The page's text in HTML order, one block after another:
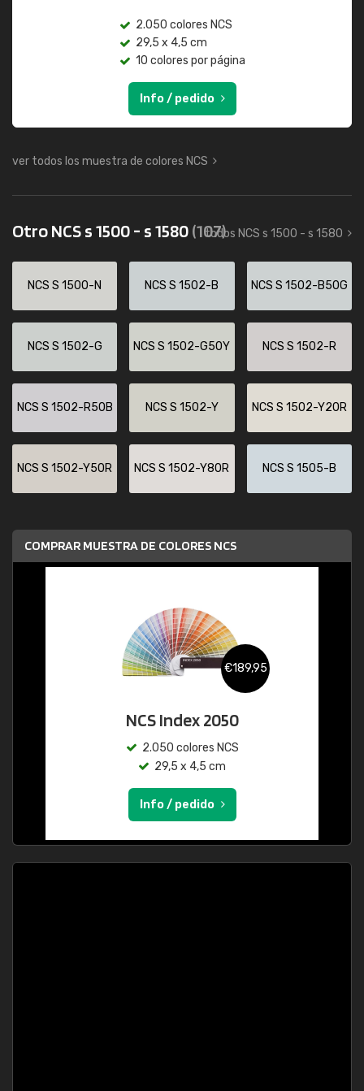
2.050 colores NCS
29,5 x 4,5 cm
10 colores por página
Info / pedido
ver todos los muestra de colores NCS
Otro NCS s 1500 - s 1580(107)
todos NCS s 1500 - s 1580
NCS S 1500-N NCS S 1502-B NCS S 1502-B50G
NCS S 1502-G NCS S 1502-G50Y NCS S 1502-R
NCS S 1502-R50B NCS S 1502-Y NCS S 1502-Y20R
NCS S 1502-Y50R NCS S 1502-Y80R NCS S 1505-B
COMPRAR MUESTRA DE COLORES NCS
€189,95
NCS Index 2050
2.050 colores NCS
29,5 x 4,5 cm
Info / pedido